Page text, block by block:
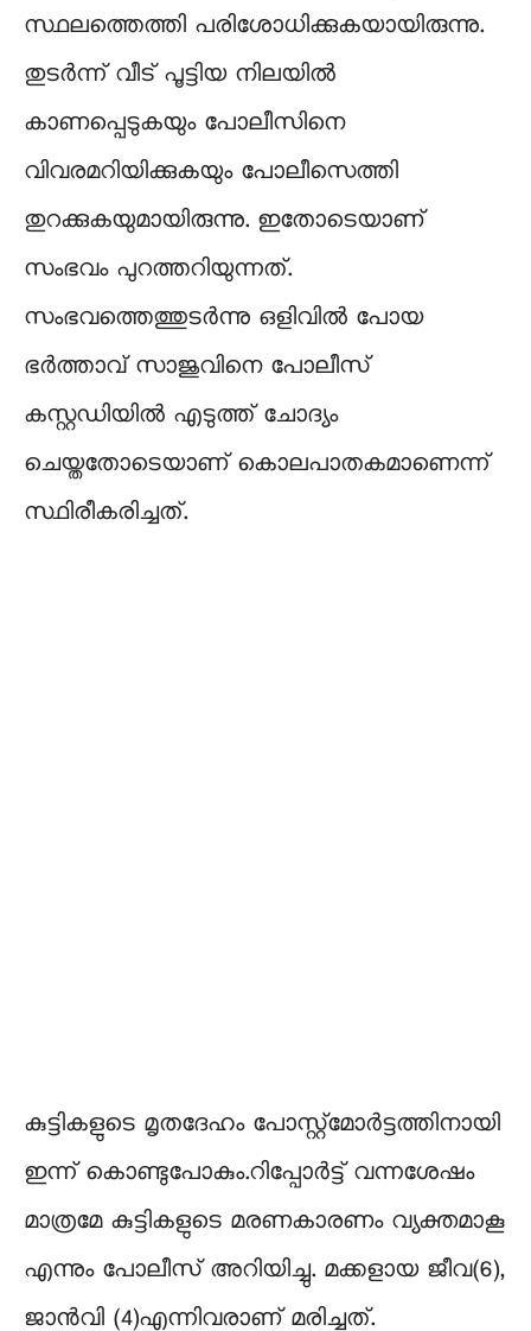
സ്ഥലത്തെത്തി പരിശോധിക്കുകയായിരുന്നു.
തുടർന്ന് വീട് പൂട്ടിയ നിലയിൽ
കാണപ്പെടുകയും പോലീസിനെ
വിവരമറിയിക്കുകയും പോലീസെത്തി
തുറക്കുകയുമായിരുന്നു. ഇതോടെയാണ്
സംഭവം പുറത്തറിയുന്നത്.
സംഭവത്തെത്തുടർന്നു ഒളിവിൽ പോയ
ഭർത്താവ് സാജുവിനെ പോലീസ്
കസ്റ്റഡിയിൽ എടുത്ത് ചോദ്യം
ചെയ്തതോടെയാണ് കൊലപാതകമാണെന്ന്
സ്ഥിരീകരിച്ചത്.
കുട്ടികളുടെ മൃതദേഹം പോസ്റ്റ്മോർട്ടത്തിനായി
ഇന്ന്‌ കൊണ്ടുപോകും.റിപ്പോർട്ട്‌ വന്നശേഷം
മാത്രമേ കുട്ടികളുടെ മരണകാരണം വ്യക്തമാകൂ
എന്നും പോലീസ് അറിയിച്ചു. മക്കളായ ജീവ(6),
ജാൻവി (4)എന്നിവരാണ് മരിച്ചത്.